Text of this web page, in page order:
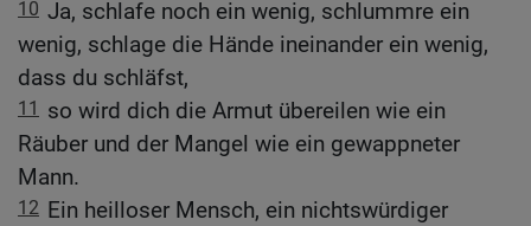
10 Ja, schlafe noch ein wenig, schlummre ein
wenig, schlage die Hände ineinander ein wenig,
dass du schläfst,
11
so wird dich die Armut übereilen wie ein
Räuber und der Mangel wie ein gewappneter
Mann.
12 Ein heilloser Mensch, ein nichtswürdiger